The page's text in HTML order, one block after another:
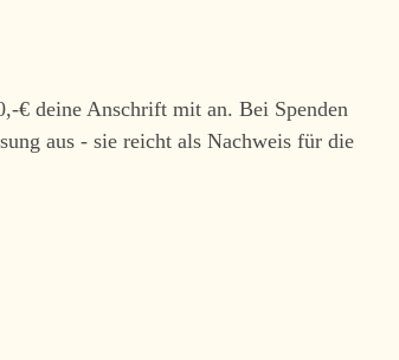
€ deine Anschrift mit an. Bei Spenden
aus - sie reicht als Nachweis für die